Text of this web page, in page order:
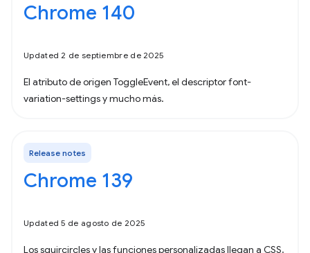
Chrome 140
Updated 2 de septiembre de 2025
El atributo de origen ToggleEvent, el descriptor font-
variation-settings y mucho más.
Release notes
Chrome 139
Updated 5 de agosto de 2025
Los squircircles y las funciones personalizadas llegan a CSS,